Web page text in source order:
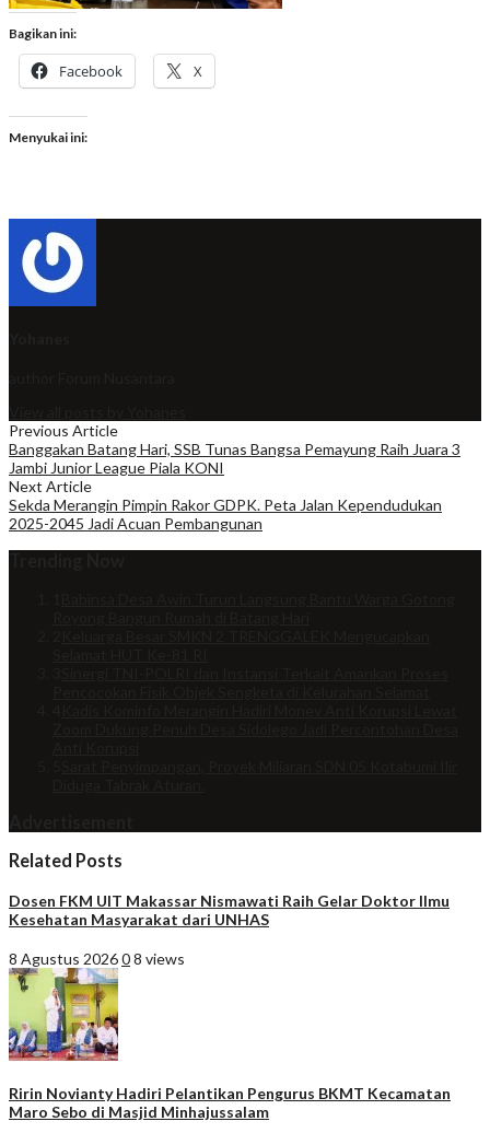
Bagikan ini:
Facebook X
Menyukai ini:
Previous Article
Banggakan Batang Hari, SSB Tunas Bangsa Pemayung Raih Juara 3
Jambi Junior League Piala KONI
Next Article
Sekda Merangin Pimpin Rakor GDPK. Peta Jalan Kependudukan
2025-2045 Jadi Acuan Pembangunan
Related Posts
Dosen FKM UIT Makassar Nismawati Raih Gelar Doktor Ilmu
Kesehatan Masyarakat dari UNHAS
8 Agustus 202608 views
Ririn Novianty Hadiri Pelantikan Pengurus BKMT Kecamatan
Maro Sebo di Masjid Minhajussalam